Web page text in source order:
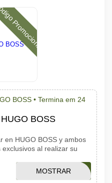
Promocional
BOSS • Termina em 24
BOSS
en HUGO BOSS y ambos
al realizar su
WELCOME15
MOSTRAR